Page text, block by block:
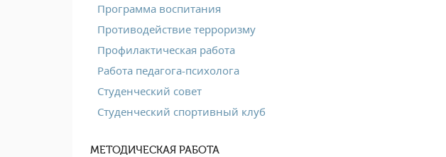
Программа воспитания
Противодействие терроризму
Профилактическая работа
Работа педагога-психолога
Студенческий совет
Студенческий спортивный клуб
МЕТОДИЧЕСКАЯ РАБОТА